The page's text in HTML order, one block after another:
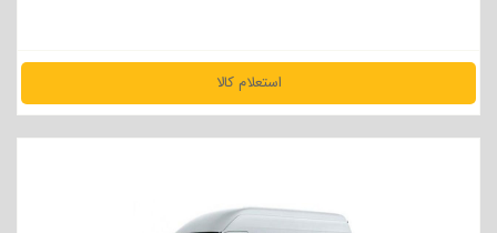
استعلام کالا
مشاهده جزئیات